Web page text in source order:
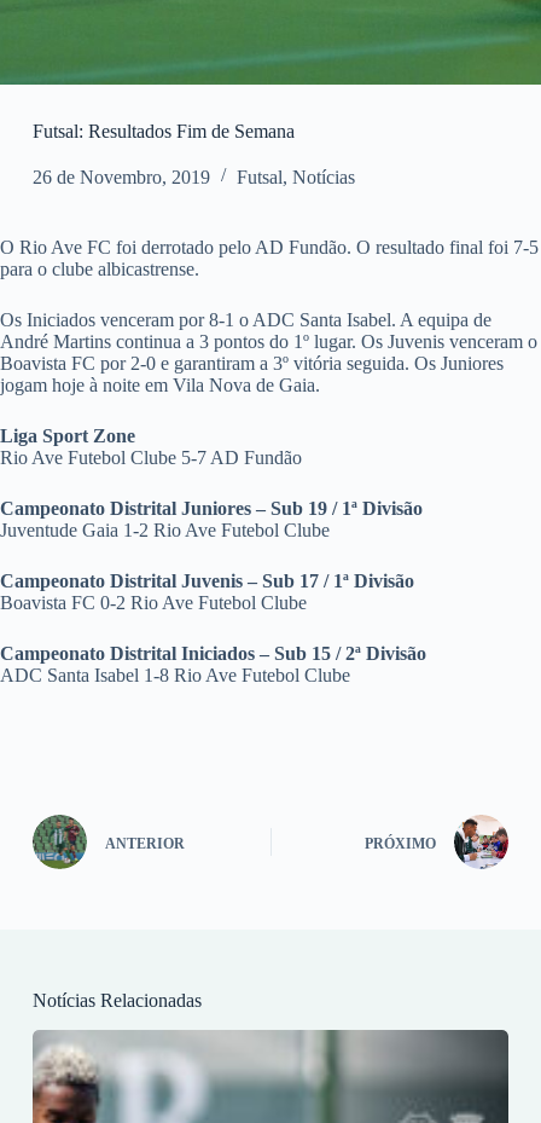
Futsal: Resultados Fim de Semana
26 de Novembro, 2019 Futsal, Notícias
O Rio Ave FC foi derrotado pelo AD Fundão. O resultado final foi 7-5
para o clube albicastrense.
Os Iniciados venceram por 8-1 o ADC Santa Isabel. A equipa de
André Martins continua a 3 pontos do 1º lugar. Os Juvenis venceram o
Boavista FC por 2-0 e garantiram a 3º vitória seguida. Os Juniores
jogam hoje à noite em Vila Nova de Gaia.
Liga Sport Zone
Rio Ave Futebol Clube 5-7 AD Fundão
Campeonato Distrital Juniores – Sub 19 / 1ª Divisão
Juventude Gaia 1-2 Rio Ave Futebol Clube
Campeonato Distrital Juvenis – Sub 17 / 1ª Divisão
Boavista FC 0-2 Rio Ave Futebol Clube
Campeonato Distrital Iniciados – Sub 15 / 2ª Divisão
ADC Santa Isabel 1-8 Rio Ave Futebol Clube
ANTERIOR PRÓXIMO
Notícias Relacionadas